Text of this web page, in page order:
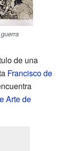
de una
Francisco de
Arte de